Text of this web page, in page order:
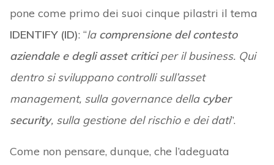
pone come primo dei suoi cinque pilastri il tema
IDENTIFY (ID): “la comprensione del contesto
aziendale e degli asset criticiper il business. Qui
dentro si sviluppano controlli sull’asset
management, sulla governance della cyber
security, sulla gestione del rischio e dei dati”.
Come non pensare, dunque, che l’adeguata